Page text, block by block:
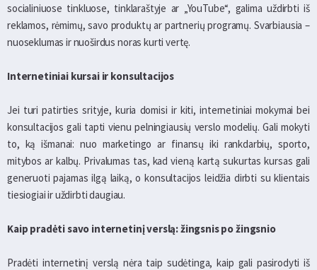
socialiniuose tinkluose, tinklaraštyje ar „YouTube“, galima uždirbti iš
reklamos, rėmimų, savo produktų ar partnerių programų. Svarbiausia –
nuoseklumas ir nuoširdus noras kurti vertę.
Internetiniai kursai ir konsultacijos
Jei turi patirties srityje, kuria domisi ir kiti, internetiniai mokymai bei
konsultacijos gali tapti vienu pelningiausių verslo modelių. Gali mokyti
to, ką išmanai: nuo marketingo ar finansų iki rankdarbių, sporto,
mitybos ar kalbų. Privalumas tas, kad vieną kartą sukurtas kursas gali
generuoti pajamas ilgą laiką, o konsultacijos leidžia dirbti su klientais
tiesiogiai ir uždirbti daugiau.
Kaip pradėti savo internetinį verslą: žingsnis po žingsnio
Pradėti internetinį verslą nėra taip sudėtinga, kaip gali pasirodyti iš